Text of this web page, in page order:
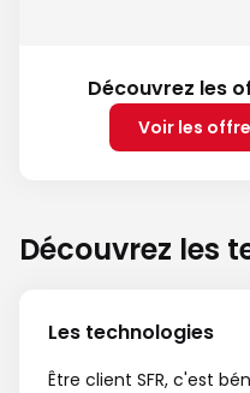
Découvrez les
Voir les
Découvrez les
Les technologies
Être client SFR, c'est